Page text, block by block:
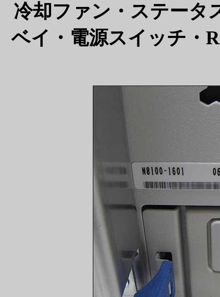
冷却ファン・ステータ
ベイ・電源スイッチ・